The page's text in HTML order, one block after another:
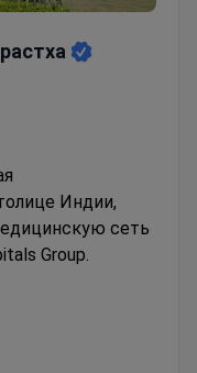
Индии,
сеть
Group.
лечение 1 млн
Госпиталь